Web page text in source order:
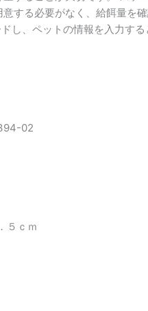
する必要がなく、給餌量を
し、ペットの情報を入力す
02
５ｃｍ